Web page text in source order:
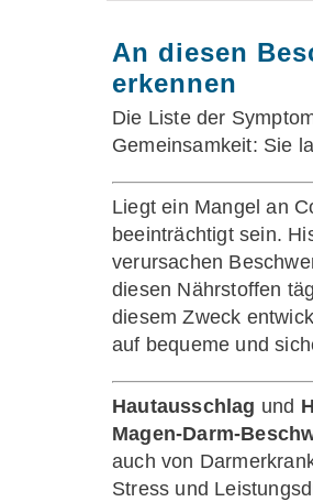
An diesen
erkennen
Die Liste der
Gemeinsamkeit: Sie
Liegt ein Mangel an
beeinträchtigt sein.
verursachen
diesen Nährstoffen
diesem Zweck
auf bequeme und
Hautausschlag und
Magen-Darm-
auch von
Stress und